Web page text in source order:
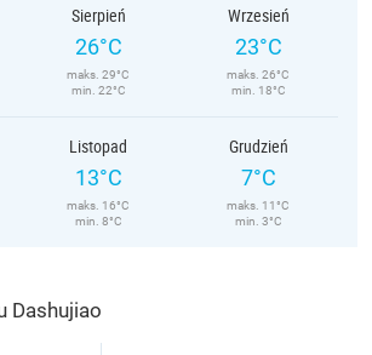
Sierpień
26°C
maks. 29°C
min. 22°C
Wrzesień
23°C
maks. 26°C
min. 18°C
Listopad
13°C
maks. 16°C
min. 8°C
Grudzień
7°C
maks. 11°C
min. 3°C
Dashujiao